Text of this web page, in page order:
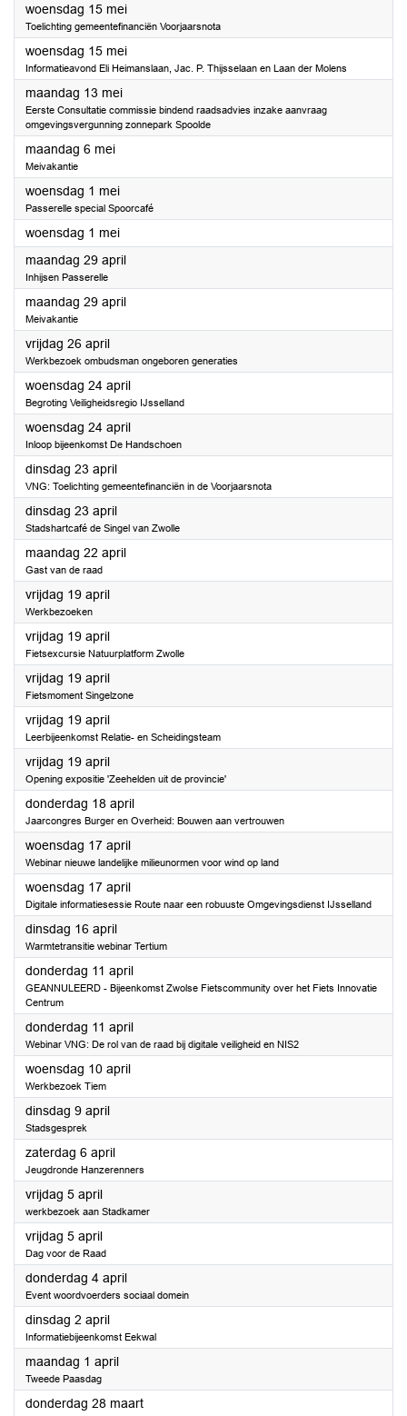
woensdag 15 mei2024
Toelichting gemeentefinanciën Voorjaarsnota
woensdag 15 mei2024
Informatieavond Eli Heimanslaan, Jac. P. Thijsselaan en Laan der Molens
maandag 13 mei2024
Eerste Consultatie commissie bindend raadsadvies inzake aanvraag
omgevingsvergunning zonnepark Spoolde
maandag 6 mei2024
Meivakantie
woensdag 1 mei2024
Passerelle special Spoorcafé
woensdag 1 mei2024
maandag 29 april2024
Inhijsen Passerelle
maandag 29 april2024
Meivakantie
vrijdag 26 april2024
Werkbezoek ombudsman ongeboren generaties
woensdag 24 april2024
Begroting Veiligheidsregio IJsselland
woensdag 24 april2024
Inloop bijeenkomst De Handschoen
dinsdag 23 april2024
VNG: Toelichting gemeentefinanciën in de Voorjaarsnota
dinsdag 23 april2024
Stadshartcafé de Singel van Zwolle
maandag 22 april2024
Gast van de raad
vrijdag 19 april2024
Werkbezoeken
vrijdag 19 april2024
Fietsexcursie Natuurplatform Zwolle
vrijdag 19 april2024
Fietsmoment Singelzone
vrijdag 19 april2024
Leerbijeenkomst Relatie- en Scheidingsteam
vrijdag 19 april2024
Opening expositie 'Zeehelden uit de provincie'
donderdag 18 april2024
Jaarcongres Burger en Overheid: Bouwen aan vertrouwen
woensdag 17 april2024
Webinar nieuwe landelijke milieunormen voor wind op land
woensdag 17 april2024
Digitale informatiesessie Route naar een robuuste Omgevingsdienst IJsselland
dinsdag 16 april2024
Warmtetransitie webinar Tertium
donderdag 11 april2024
GEANNULEERD - Bijeenkomst Zwolse Fietscommunity over het Fiets Innovatie
Centrum
donderdag 11 april2024
Webinar VNG: De rol van de raad bij digitale veiligheid en NIS2
woensdag 10 april2024
Werkbezoek Tiem
dinsdag 9 april2024
Stadsgesprek
zaterdag 6 april2024
Jeugdronde Hanzerenners
vrijdag 5 april2024
werkbezoek aan Stadkamer
vrijdag 5 april2024
Dag voor de Raad
donderdag 4 april2024
Event woordvoerders sociaal domein
dinsdag 2 april2024
Informatiebijeenkomst Eekwal
maandag 1 april2024
Tweede Paasdag
donderdag 28 maart2024